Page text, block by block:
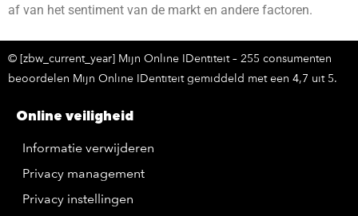
af van het sentiment van de markt en andere factoren.
© [zbw_current_year] Mijn Online IDentiteit – 255 consumenten
beoordelen Mijn Online IDentiteit gemiddeld met een 4,7 uit 5.
Online veiligheid
Informatie verwijderen
Privacy management
Privacy instellingen